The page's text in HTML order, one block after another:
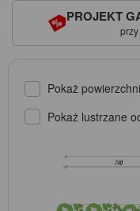
PROJEKT
Pokaż
Pokaż lustrzane